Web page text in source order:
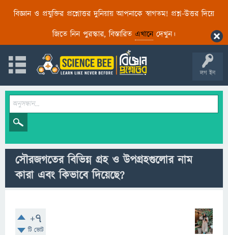
বিজ্ঞান ও প্রযুক্তির প্রশ্নোত্তর দুনিয়ায় আপনাকে স্বাগতম! প্রশ্ন-উত্তর দিয়ে
জিতে নিন পুরস্কার, বিস্তারিত এখানেদেখুন।
লগ ইন
সৌরজগতের বিভিন্ন গ্রহ ও উপগ্রহগুলোর নাম
কারা এবং কিভাবে দিয়েছে?
+7
টি ভোট